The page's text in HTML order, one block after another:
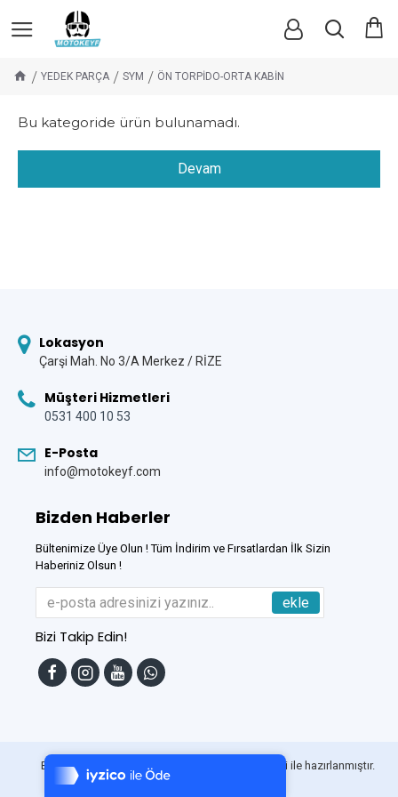
7/24 Canlı Destek
%100 Sorunsuz Alışveriş
YEDEK PARÇA SYM ÖN TORPİDO-ORTA KABİN
Bu kategoride ürün bulunamadı.
Devam
Lokasyon
Çarşi Mah. No 3/A Merkez / RİZE
Müşteri Hizmetleri
0531 400 10 53
E-Posta
info@motokeyf.com
Bizden Haberler
Bültenimize Üye Olun ! Tüm İndirim ve Fırsatlardan İlk Sizin
Haberiniz Olsun !
ekle
Bizi Takip Edin!
Bu Site DumanSoft Gelişmiş E-Ticaret sistemleri ile hazırlanmıştır.